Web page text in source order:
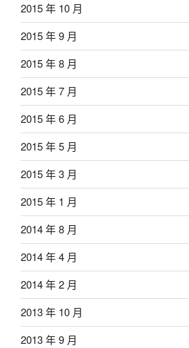
2015 年 10 月
2015 年 9 月
2015 年 8 月
2015 年 7 月
2015 年 6 月
2015 年 5 月
2015 年 3 月
2015 年 1 月
2014 年 8 月
2014 年 4 月
2014 年 2 月
2013 年 10 月
2013 年 9 月